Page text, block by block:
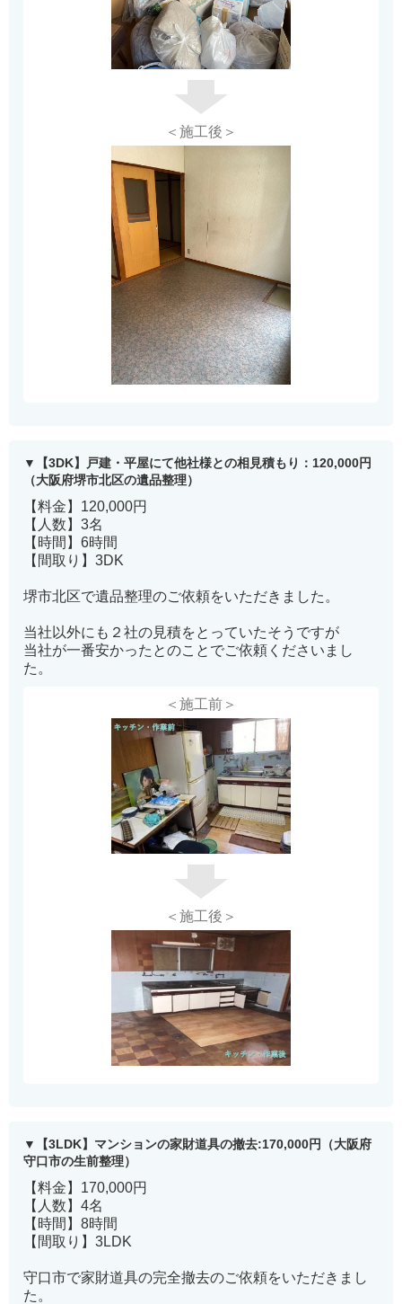
＜施工後＞
【3DK】戸建・平屋にて他社様との相見積もり：120,000円
（大阪府堺市北区の遺品整理）
【料金】120,000円
【人数】3名
【時間】6時間
【間取り】3DK
堺市北区で遺品整理のご依頼をいただきました。
当社以外にも２社の見積をとっていたそうですが
当社が一番安かったとのことでご依頼くださいまし
た。
＜施工前＞
＜施工後＞
【3LDK】マンションの家財道具の撤去:170,000円（大阪府
守口市の生前整理）
【料金】170,000円
【人数】4名
【時間】8時間
【間取り】3LDK
守口市で家財道具の完全撤去のご依頼をいただきまし
た。